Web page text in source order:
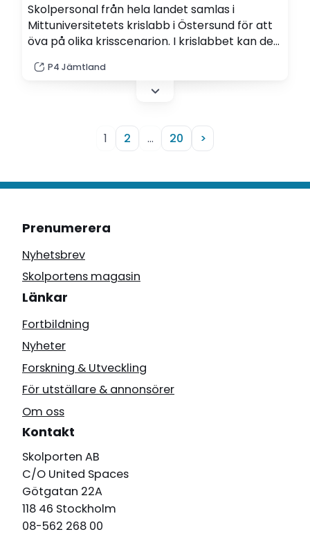
Skolpersonal från hela landet samlas i
Mittuniversitetets krislabb i Östersund för att
öva på olika krisscenarion. I krislabbet kan de
och skottlossningar.
P4 Jämtland
1 2 … 20 >
Prenumerera
Nyhetsbrev
Skolportens magasin
Länkar
Fortbildning
Nyheter
Forskning & Utveckling
För utställare & annonsörer
Om oss
Kontakt
Skolporten AB
C/O United Spaces
Götgatan 22A
118 46 Stockholm
08-562 268 00